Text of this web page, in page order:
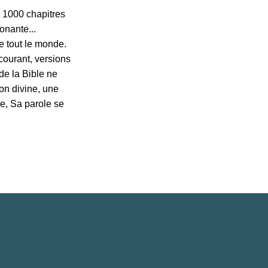
1000 chapitres
tout le monde.
versions
la Bible ne
divine, une
Sa parole se